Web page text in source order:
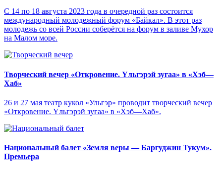
С 14 по 18 августа 2023 года в очередной раз состоится
международный молодежный форум «Байкал». В этот раз
молодежь со всей России соберётся на форум в заливе Мухор
на Малом море.
Творческий вечер «Откровение. Yльгэрэй зугаа» в «Хэб—
Хаб»
26 и 27 мая театр кукол «Ульгэр» проводит творческий вечер
«Откровение. Yльгэрэй зугаа» в «Хэб—Хаб».
Национальный балет «Земля веры — Баргуджин Тукум‎».
Премьера